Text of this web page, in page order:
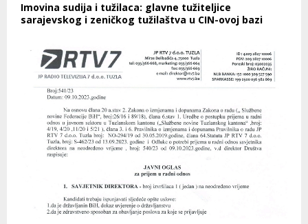
Imovina sudija i tužilaca: glavne tužiteljice
sarajevskog i zeničkog tužilaštva u CIN-ovoj bazi